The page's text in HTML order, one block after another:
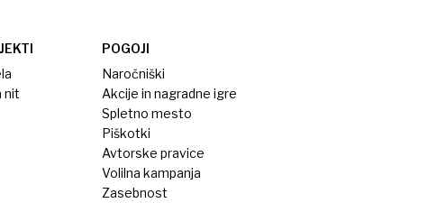
nit
POGOJI
Naročniški
Akcije in nagradne igre
Spletno mesto
Piškotki
Avtorske pravice
Volilna kampanja
Zasebnost